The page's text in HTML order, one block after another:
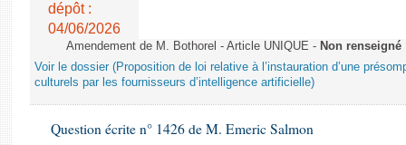
dépôt :
04/06/2026
Amendement de M. Bothorel - Article UNIQUE - Non renseigné
Voir le dossier (Proposition de loi relative à l’instauration d’une
culturels par les fournisseurs d’intelligence artificielle)
Question écrite n° 1426 de M. Emeric Salmon